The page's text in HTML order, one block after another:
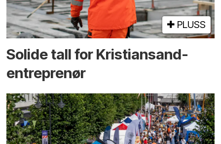
PLUSS
Solide tall for Kristiansand-
entreprenør